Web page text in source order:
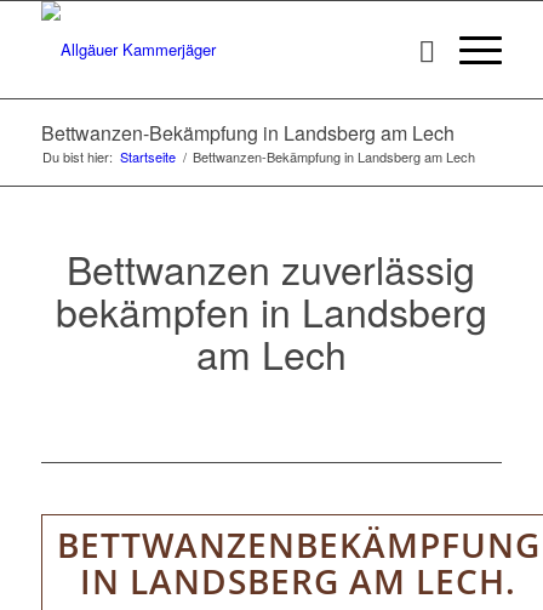
Bettwanzen-Bekämpfung in Landsberg am Lech
Du bist hier: Startseite / Bettwanzen-Bekämpfung in Landsberg am Lech
Bettwanzen zuverlässig
bekämpfen in Landsberg
am Lech
BETTWANZENBEKÄMPFUNG
IN LANDSBERG AM LECH.